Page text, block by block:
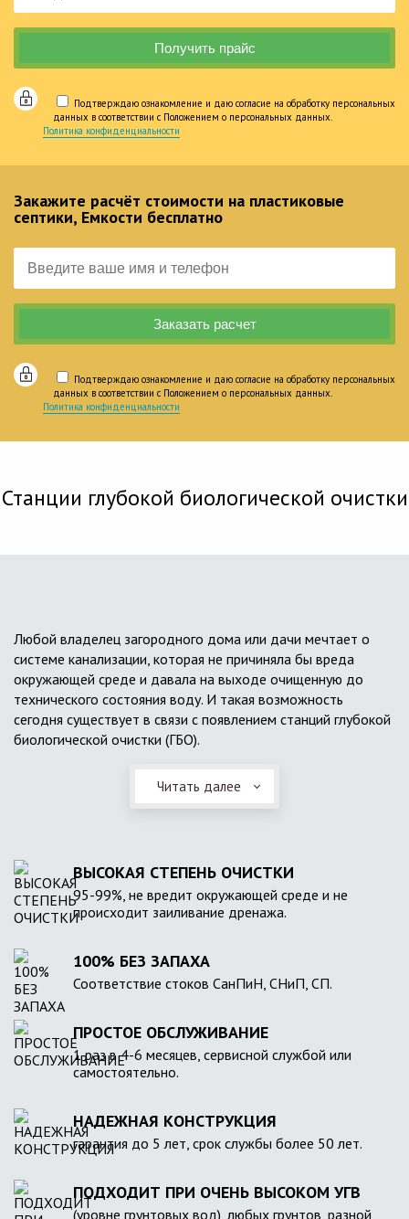
Подтверждаю ознакомление и даю согласие на обработку персональных
данных в соответствии с Положением о персональных данных.
Политика конфиденциальности
Закажите расчёт стоимости на пластиковые
септики, Емкости бесплатно
Подтверждаю ознакомление и даю согласие на обработку персональных
данных в соответствии с Положением о персональных данных.
Политика конфиденциальности
Станции глубокой биологической очистки
Любой владелец загородного дома или дачи мечтает о
системе канализации, которая не причиняла бы вреда
окружающей среде и давала на выходе очищенную до
технического состояния воду. И такая возможность
сегодня существует в связи с появлением станций глубокой
биологической очистки (ГБО).
Читать далее
ВЫСОКАЯ СТЕПЕНЬ ОЧИСТКИ
95-99%, не вредит окружающей среде и не
происходит заиливание дренажа.
100% БЕЗ ЗАПАХА
Соответствие стоков СанПиН, СНиП, СП.
ПРОСТОЕ ОБСЛУЖИВАНИЕ
1 раз в 4-6 месяцев, сервисной службой или
самостоятельно.
НАДЕЖНАЯ КОНСТРУКЦИЯ
гарантия до 5 лет, срок службы более 50 лет.
ПОДХОДИТ ПРИ ОЧЕНЬ ВЫСОКОМ УГВ
(уровне грунтовых вод), любых грунтов, разной